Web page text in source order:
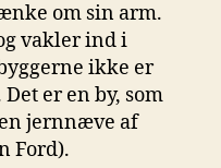
om sin arm.
vakler ind i
ikke er
er en by, som
jernnæve af
Ford).